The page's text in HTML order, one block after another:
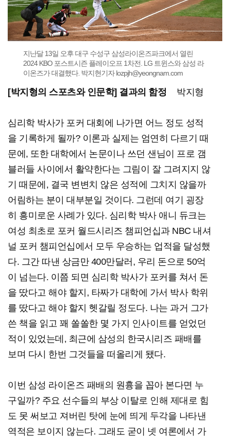
지난달 13일 오후 대구 수성구 삼성라이온즈파크에서 열린
2024 KBO 포스트시즌 플레이오프 1차전. LG 트윈스와 삼성 라
이온즈가 대결했다. 박지현기자 lozpjh@yeongnam.com
[박지형의 스포츠와 인문학] 결과의 함정
심리학 박사가 포커 대회에 나가면 어느 정도 성적
을 기록하게 될까? 이론과 실제는 엄연히 다르기 때
문에, 또한 대학에서 논문이나 쓰던 샌님이 프로 갬
블러들 사이에서 활약한다는 그림이 잘 그려지지 않
기 때문에, 결국 변변치 않은 성적에 그치지 않을까
어림하는 분이 대부분일 것이다. 그런데 여기 굉장
히 흥미로운 사례가 있다. 심리학 박사 애니 듀크는
여성 최초로 포커 월드시리즈 챔피언십과 NBC 내셔
널 포커 챔피언십에서 모두 우승하는 업적을 달성했
다. 그간 따낸 상금만 400만달러, 우리 돈으로 50억
이 넘는다. 이쯤 되면 심리학 박사가 포커를 쳐서 돈
을 땄다고 해야 할지, 타짜가 대학에 가서 박사 학위
를 땄다고 해야 할지 헷갈릴 정도다. 나는 과거 그가
쓴 책을 읽고 꽤 쏠쏠한 몇 가지 인사이트를 얻었던
적이 있었는데, 최근에 삼성의 한국시리즈 패배를
보며 다시 한번 그것들을 떠올리게 됐다.
이번 삼성 라이온즈 패배의 원흉을 꼽아 본다면 누
구일까? 주요 선수들의 부상 이탈로 인해 제대로 힘
도 못 써보고 져버린 탓에 눈에 띄게 두각을 나타낸
역적은 보이지 않는다. 그래도 굳이 넷 여론에서 가
박지형